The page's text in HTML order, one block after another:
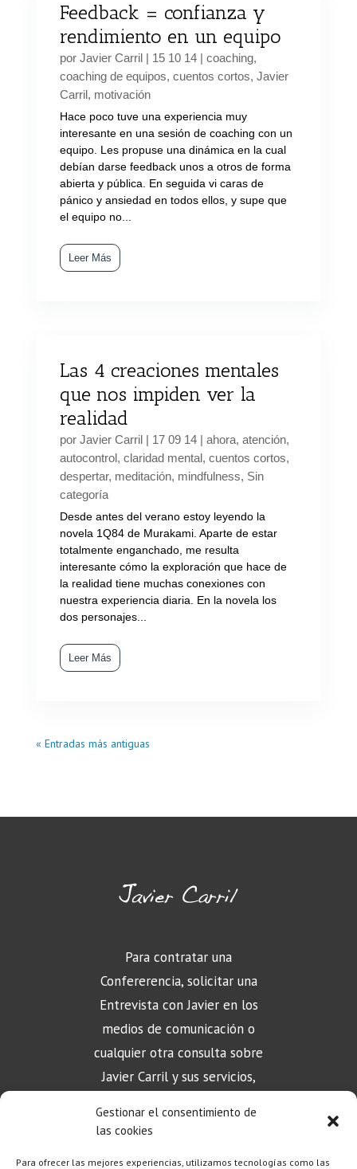
Gestionar el consentimiento de
las cookies
Para ofrecer las mejores experiencias, utilizamos tecnologías como las
Feedback = confianza y
rendimiento en un equipo
por Javier Carril| 15 10 14| coaching,
coaching de equipos, cuentos cortos, Javier
Carril, motivación
Hace poco tuve una experiencia muy
interesante en una sesión de coaching con un
equipo. Les propuse una dinámica en la cual
debían darse feedback unos a otros de forma
abierta y pública. En seguida vi caras de
pánico y ansiedad en todos ellos, y supe que
el equipo no...
Leer Más
Las 4 creaciones mentales
que nos impiden ver la
realidad
por Javier Carril| 17 09 14| ahora, atención,
autocontrol, claridad mental, cuentos cortos,
despertar, meditación, mindfulness, Sin
categoría
Desde antes del verano estoy leyendo la
novela 1Q84 de Murakami. Aparte de estar
totalmente enganchado, me resulta
interesante cómo la exploración que hace de
la realidad tiene muchas conexiones con
nuestra experiencia diaria. En la novela los
dos personajes...
Leer Más
« Entradas más antiguas
Para contratar una
Confererencia, solicitar una
Entrevista con Javier en los
medios de comunicación o
cualquier otra consulta sobre
Javier Carril y sus servicios,
CONTACTO